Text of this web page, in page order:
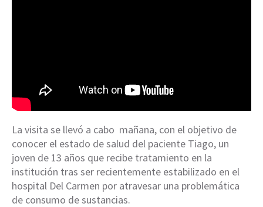
La visita se llevó a cabo mañana, con el objetivo de
conocer el estado de salud del paciente Tiago, un
joven de 13 años que recibe tratamiento en la
institución tras ser recientemente estabilizado en el
hospital Del Carmen por atravesar una problemática
de consumo de sustancias.